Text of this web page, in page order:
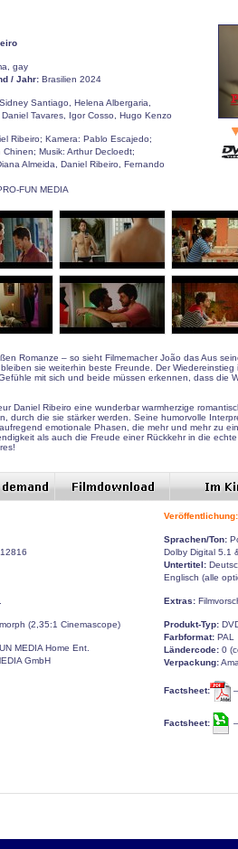
gay
/ Jahr: Brasilien 2024
Santiago, Helena Albergaria,
Tavares, Igor Cosso, Hugo Kenzo
Ribeiro; Kamera: Pablo Escajedo;
Chinen; Musik: Arthur Decloedt;
Almeida, Daniel Ribeiro, Fernando
FUN MEDIA
Romanze – so sieht Filmemacher João das Aus
sie weiterhin beste Freunde. Der
mit sich und beide müssen erkennen, dass die
Daniel Ribeiro eine wunderbar warmherzige
durch die sie stärker werden. Seine humorvolle
emotionale Phasen, die mehr und mehr zu
als auch die Freude einer Rückkehr in die
(2,35:1 Cinemascope)
MEDIA Home Ent.
GmbH
Veröffentlichung:
Sprachen/Ton:
Dolby Digital 5.1
Untertitel:
Englisch (alle
Extras:
Produkt-Typ:
Farbformat: PAL
Ländercode: 0
Verpackung:
Factsheet:
Factsheet: